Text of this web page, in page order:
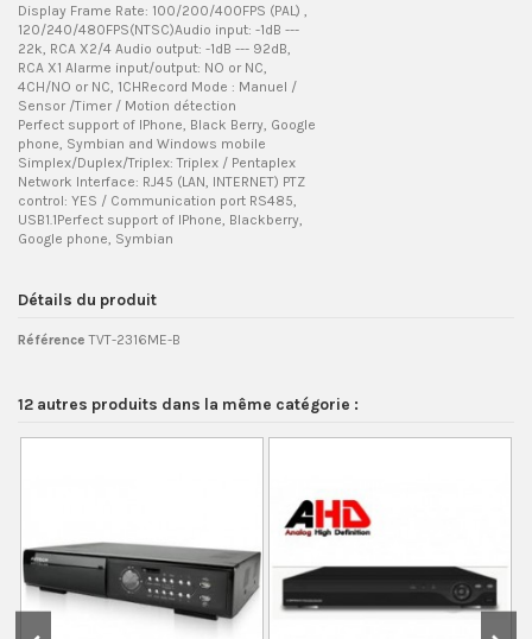
Display Frame Rate: 100/200/400FPS (PAL) ,
120/240/480FPS(NTSC)Audio input: -1dB ---
22k, RCA X2/4 Audio output: -1dB --- 92dB,
RCA X1 Alarme input/output: NO or NC,
4CH/NO or NC, 1CHRecord Mode : Manuel /
Sensor /Timer / Motion détection
Perfect support of IPhone, Black Berry, Google
phone, Symbian and Windows mobile
Simplex/Duplex/Triplex: Triplex / Pentaplex
Network Interface: RJ45 (LAN, INTERNET) PTZ
control: YES / Communication port RS485,
USB1.1Perfect support of IPhone, Blackberry,
Google phone, Symbian
Détails du produit
Référence TVT-2316ME-B
12 autres produits dans la même catégorie :